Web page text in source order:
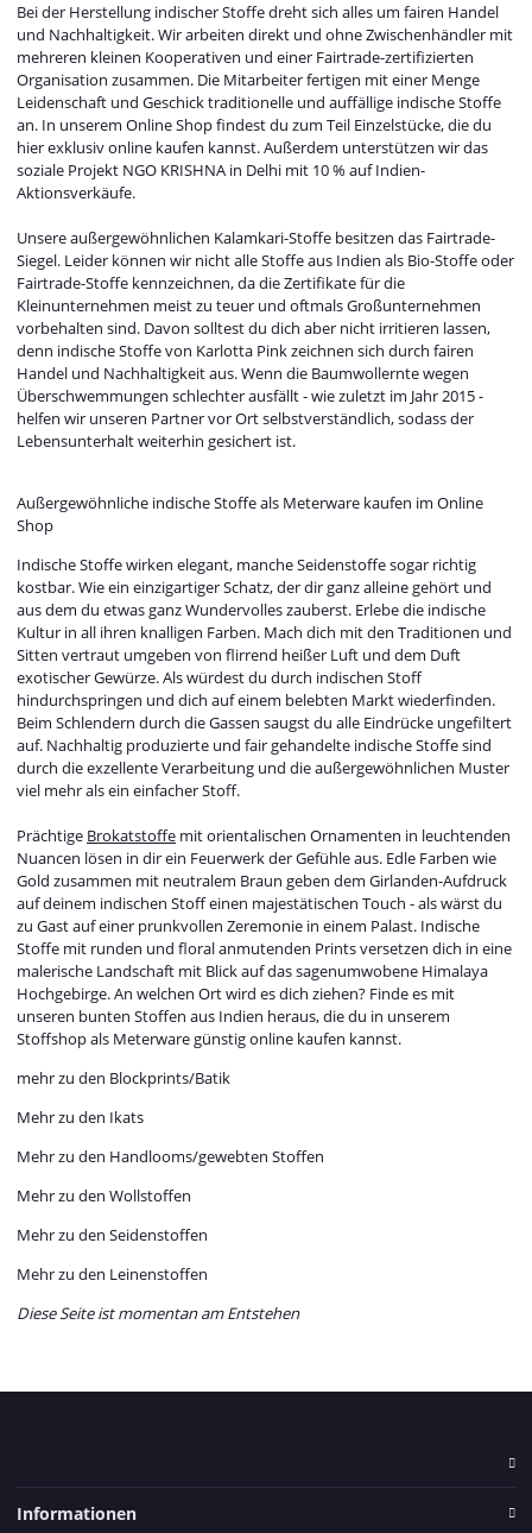
Bei der Herstellung indischer Stoffe dreht sich alles um fairen Handel
und Nachhaltigkeit. Wir arbeiten direkt und ohne Zwischenhändler mit
mehreren kleinen Kooperativen und einer Fairtrade-zertifizierten
Organisation zusammen. Die Mitarbeiter fertigen mit einer Menge
Leidenschaft und Geschick traditionelle und auffällige indische Stoffe
an. In unserem Online Shop findest du zum Teil Einzelstücke, die du
hier exklusiv online kaufen kannst. Außerdem unterstützen wir das
soziale Projekt NGO KRISHNA in Delhi mit 10 % auf Indien-
Aktionsverkäufe.
Unsere außergewöhnlichen Kalamkari-Stoffe besitzen das Fairtrade-
Siegel. Leider können wir nicht alle Stoffe aus Indien als Bio-Stoffe oder
Fairtrade-Stoffe kennzeichnen, da die Zertifikate für die
Kleinunternehmen meist zu teuer und oftmals Großunternehmen
vorbehalten sind. Davon solltest du dich aber nicht irritieren lassen,
denn indische Stoffe von Karlotta Pink zeichnen sich durch fairen
Handel und Nachhaltigkeit aus. Wenn die Baumwollernte wegen
Überschwemmungen schlechter ausfällt - wie zuletzt im Jahr 2015 -
helfen wir unseren Partner vor Ort selbstverständlich, sodass der
Lebensunterhalt weiterhin gesichert ist.
Außergewöhnliche indische Stoffe als Meterware kaufen im Online
Shop
Indische Stoffe wirken elegant, manche Seidenstoffe sogar richtig
kostbar. Wie ein einzigartiger Schatz, der dir ganz alleine gehört und
aus dem du etwas ganz Wundervolles zauberst. Erlebe die indische
Kultur in all ihren knalligen Farben. Mach dich mit den Traditionen und
Sitten vertraut umgeben von flirrend heißer Luft und dem Duft
exotischer Gewürze. Als würdest du durch indischen Stoff
hindurchspringen und dich auf einem belebten Markt wiederfinden.
Beim Schlendern durch die Gassen saugst du alle Eindrücke ungefiltert
auf. Nachhaltig produzierte und fair gehandelte indische Stoffe sind
durch die exzellente Verarbeitung und die außergewöhnlichen Muster
viel mehr als ein einfacher Stoff.
Prächtige Brokatstoffe mit orientalischen Ornamenten in leuchtenden
Nuancen lösen in dir ein Feuerwerk der Gefühle aus. Edle Farben wie
Gold zusammen mit neutralem Braun geben dem Girlanden-Aufdruck
auf deinem indischen Stoff einen majestätischen Touch - als wärst du
zu Gast auf einer prunkvollen Zeremonie in einem Palast. Indische
Stoffe mit runden und floral anmutenden Prints versetzen dich in eine
malerische Landschaft mit Blick auf das sagenumwobene Himalaya
Hochgebirge. An welchen Ort wird es dich ziehen? Finde es mit
unseren bunten Stoffen aus Indien heraus, die du in unserem
Stoffshop als Meterware günstig online kaufen kannst.
mehr zu den Blockprints/Batik
Mehr zu den Ikats
Mehr zu den Handlooms/gewebten Stoffen
Mehr zu den Wollstoffen
Mehr zu den Seidenstoffen
Mehr zu den Leinenstoffen
Diese Seite ist momentan am Entstehen
Informationen